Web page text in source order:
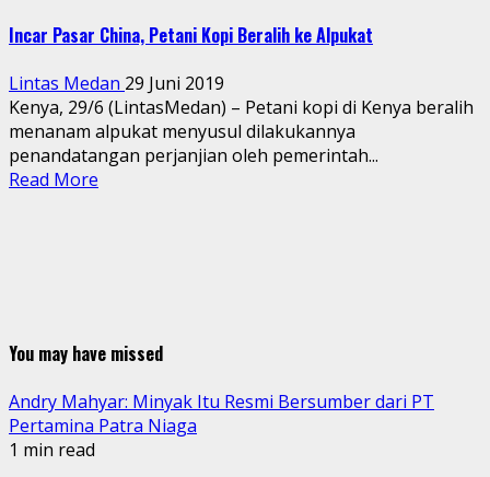
Incar Pasar China, Petani Kopi Beralih ke Alpukat
Lintas Medan 29 Juni 2019
Kenya, 29/6 (LintasMedan) – Petani kopi di Kenya beralih
menanam alpukat menyusul dilakukannya
penandatangan perjanjian oleh pemerintah...
Read More
You may have missed
Andry Mahyar: Minyak Itu Resmi Bersumber dari PT
Pertamina Patra Niaga
1 min read